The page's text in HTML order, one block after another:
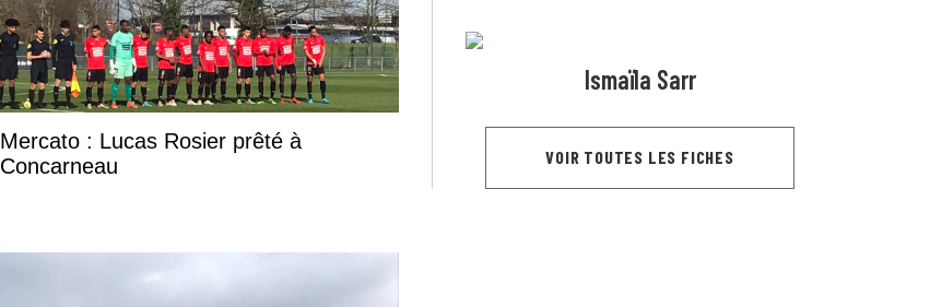
Mercato : Lucas Rosier prêté à
Concarneau
Ismaïla Sarr
VOIR TOUTES LES FICHES